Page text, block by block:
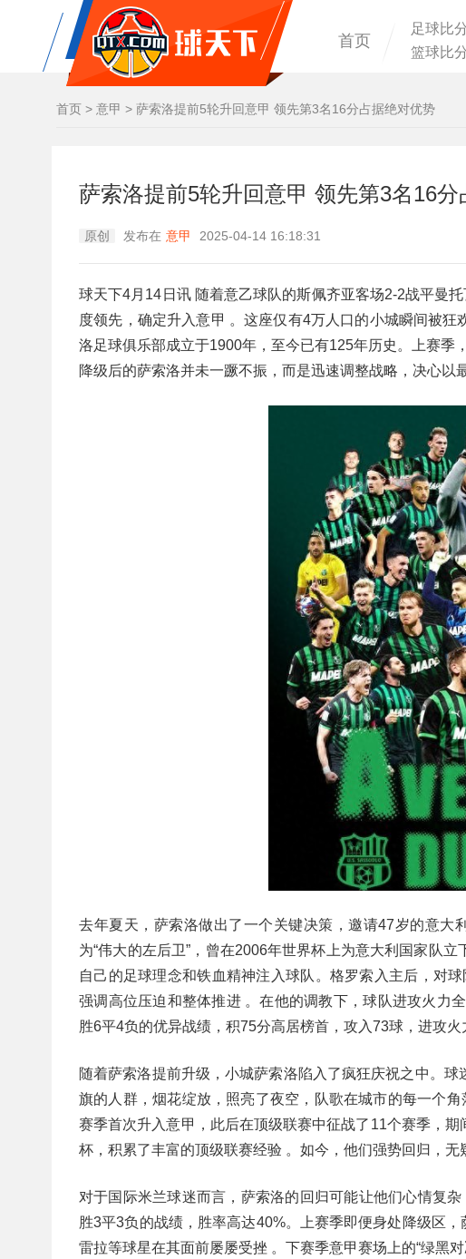
首页
足球比
篮球比
首页 > 意甲 > 萨索洛提前5轮升回意甲 领先第3名16分占据绝对优势
萨索洛提前5轮升回意甲 领先第3名16分
原创 发布在 意甲 2025-04-14 16:18:31
球天下4月14日讯 随着意乙球队的斯佩齐亚客场2-2战平曼
度领先，确定升入意甲 。这座仅有4万人口的小城瞬间被
洛足球俱乐部成立于1900年，至今已有125年历史。上赛季
降级后的萨索洛并未一蹶不振，而是迅速调整战略，决心以
去年夏天，萨索洛做出了一个关键决策，邀请47岁的意大
为“伟大的左后卫”，曾在2006年世界杯上为意大利国家队
自己的足球理念和铁血精神注入球队。格罗索入主后，对
强调高位压迫和整体推进 。在他的调教下，球队进攻火力
胜6平4负的优异战绩，积75分高居榜首，攻入73球，进攻
随着萨索洛提前升级，小城萨索洛陷入了疯狂庆祝之中。
旗的人群，烟花绽放，照亮了夜空，队歌在城市的每一个
赛季首次升入意甲，此后在顶级联赛中征战了11个赛季，
杯，积累了丰富的顶级联赛经验 。如今，他们强势回归，无
对于国际米兰球迷而言，萨索洛的回归可能让他们心情复
胜3平3负的战绩，胜率高达40%。上赛季即便身处降级区
雷拉等球星在其面前屡屡受挫 。下赛季意甲赛场上的“绿黑对